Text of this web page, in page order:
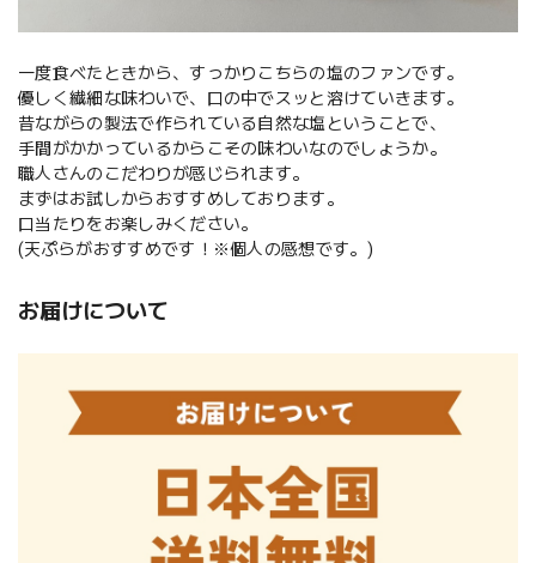
一度食べたときから、すっかりこちらの塩のファンです。
優しく繊細な味わいで、口の中でスッと溶けていきます。
昔ながらの製法で作られている自然な塩ということで、
手間がかかっているからこその味わいなのでしょうか。
職人さんのこだわりが感じられます。
まずはお試しからおすすめしております。
口当たりをお楽しみください。
(天ぷらがおすすめです！※個人の感想です。)
お届けについて